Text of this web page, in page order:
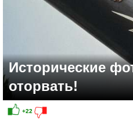
Исторические
оторвать!